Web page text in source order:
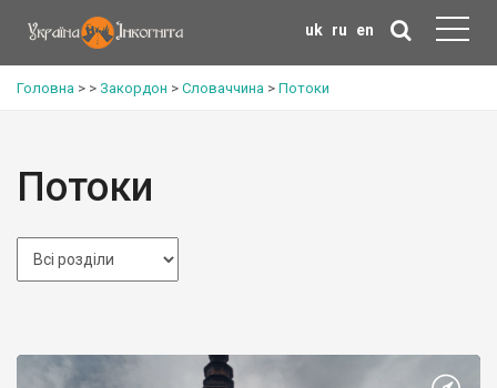
uk ru en
Головна > > Закордон > Словаччина > Потоки
Потоки